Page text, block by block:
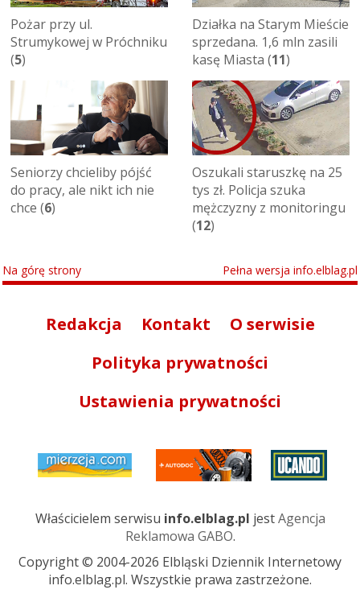
Pożar przy ul.
Strumykowej w Próchniku
(5)
Działka na Starym Mieście
sprzedana. 1,6 mln zasili
kasę Miasta (11)
Seniorzy chcieliby pójść
do pracy, ale nikt ich nie
chce (6)
Oszukali staruszkę na 25
tys zł. Policja szuka
mężczyzny z monitoringu
(12)
Na górę strony Pełna wersja info.elblag.pl
Redakcja Kontakt
O serwisie
Polityka prywatności
Ustawienia prywatności
Właścicielem serwisu info.elblag.pl jestAgencja
Reklamowa GABO.
Copyright © 2004-2026 Elbląski Dziennik Internetowy
info.elblag.pl. Wszystkie prawa zastrzeżone.